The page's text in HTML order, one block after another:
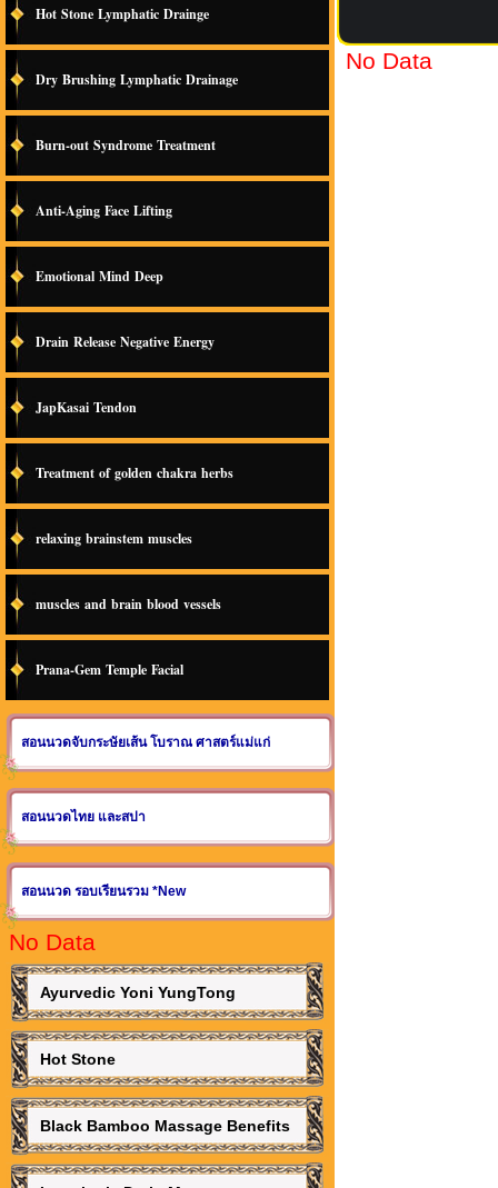
Hot Stone Lymphatic Drainge
Dry Brushing Lymphatic Drainage
Burn-out Syndrome Treatment
Anti-Aging Face Lifting
Emotional Mind Deep
Drain Release Negative Energy
JapKasai Tendon
Treatment of golden chakra herbs
relaxing brainstem muscles
muscles and brain blood vessels
Prana-Gem Temple Facial
สอนนวดจับกระษัยเส้น โบราณ ศาสตร์แม่แก่
สอนนวดไทย และสปา
สอนนวด รอบเรียนรวม *New
No Data
Ayurvedic Yoni YungTong
Hot Stone
Black Bamboo Massage Benefits
No Data